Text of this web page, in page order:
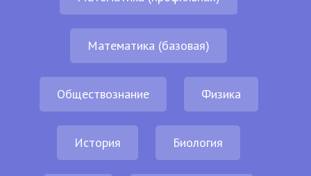
Математика (базовая)
Обществознание Физика
История Биология